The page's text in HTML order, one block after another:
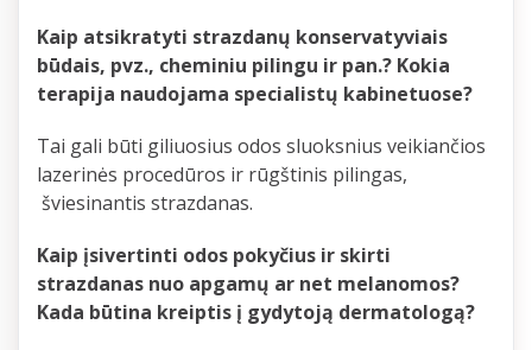
Kaip atsikratyti strazdanų konservatyviais
būdais, pvz., cheminiu pilingu ir pan.? Kokia
terapija naudojama specialistų kabinetuose?
Tai gali būti giliuosius odos sluoksnius veikiančios
lazerinės procedūros ir rūgštinis pilingas,
šviesinantis strazdanas.
Kaip įsivertinti odos pokyčius ir skirti
strazdanas nuo apgamų ar net melanomos?
Kada būtina kreiptis į gydytoją dermatologą?